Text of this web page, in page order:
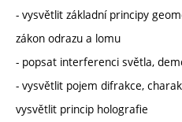
- vysvětlit základní principy
zákon odrazu a lomu
- popsat interferenci světla,
- vysvětlit pojem difrakce,
vysvětlit princip holografie